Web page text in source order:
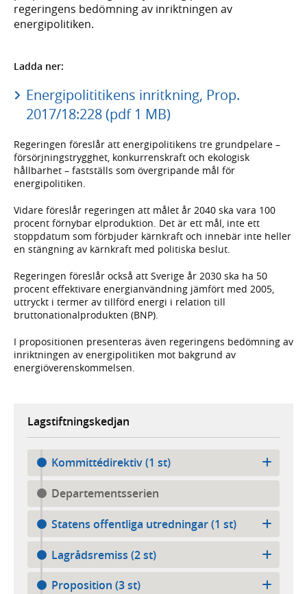
regeringens bedömning av inriktningen av
energipolitiken.
Ladda ner:
Energipolititikens inritkning, Prop.
2017/18:228 (pdf 1 MB)
Regeringen föreslår att energipolitikens tre grundpelare –
försörjningstrygghet, konkurrenskraft och ekologisk
hållbarhet – fastställs som övergripande mål för
energipolitiken.
Vidare föreslår regeringen att målet år 2040 ska vara 100
procent förnybar elproduktion. Det är ett mål, inte ett
stoppdatum som förbjuder kärnkraft och innebär inte heller
en stängning av kärnkraft med politiska beslut.
Regeringen föreslår också att Sverige år 2030 ska ha 50
procent effektivare energianvändning jämfört med 2005,
uttryckt i termer av tillförd energi i relation till
bruttonationalprodukten (BNP).
I propositionen presenteras även regeringens bedömning av
inriktningen av energipolitiken mot bakgrund av
energiöverenskommelsen.
Lagstiftningskedjan
Kommittédirektiv (1 st)
Departementsserien
Statens offentliga utredningar (1 st)
Lagrådsremiss (2 st)
Proposition (3 st)